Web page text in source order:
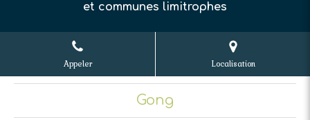
et communes limitrophes
Appeler Localisation
Gong